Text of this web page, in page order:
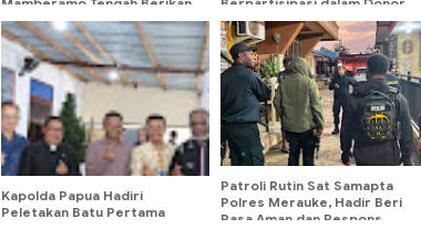
Dukungan Untuk Gereja
Katolik Santo Yusuf
Darah Hari Pajak 2026
Kapolda Papua Hadiri
Peletakan Batu Pertama
Patroli Rutin Sat Samapta
Polres Merauke, Hadir Beri
Rasa Aman dan Respons